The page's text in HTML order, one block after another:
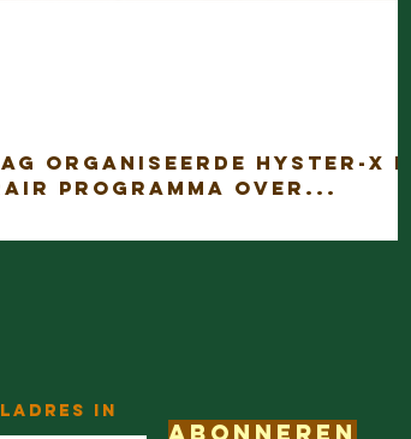
organiseerde Hyster-x in
programma over...
in